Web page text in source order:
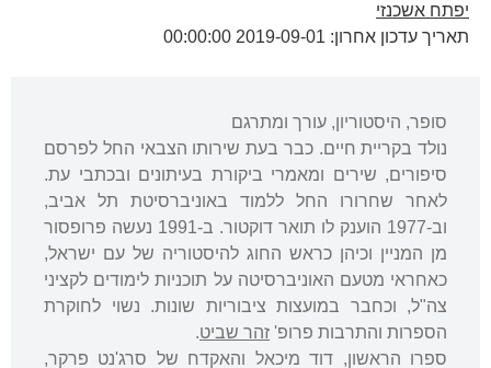
יפתח אשכנזי
תאריך עדכון אחרון: 2019-09-01 00:00:00
סופר, היסטוריון, עורך ומתרגם
נולד בקריית חיים. כבר בעת שירותו הצבאי החל לפרסם
סיפורים, שירים ומאמרי ביקורת בעיתונים ובכתבי עת.
לאחר שחרורו החל ללמוד באוניברסיטת תל אביב,
וב-1977 הוענק לו תואר דוקטור. ב-1991 נעשה פרופסור
מן המניין וכיהן כראש החוג להיסטוריה של עם ישראל,
כאחראי מטעם האוניברסיטה על תוכניות לימודים לקציני
צה"ל, וכחבר במועצות ציבוריות שונות. נשוי לחוקרת
הספרות והתרבות פרופ' זהר שביט.
ספרו הראשון, דוד מיכאל והאקדח של סרג'נט פרקר,